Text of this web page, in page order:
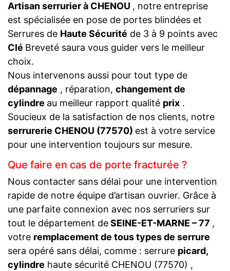
Artisan serrurier à CHENOU , notre entreprise
est spécialisée en pose de portes blindées et
Serrures de Haute Sécurité de 3 à 9 points avec
Clé Breveté saura vous guider vers le meilleur
choix.
Nous intervenons aussi pour tout type de
dépannage , réparation, changement de
cylindre au meilleur rapport qualité prix .
Soucieux de la satisfaction de nos clients, notre
serrurerie CHENOU (77570) est à votre service
pour une intervention toujours sur mesure.
Que faire en cas de porte fracturée ?
Nous contacter sans délai pour une intervention
rapide de notre équipe d’artisan ouvrier. Grâce à
une parfaite connexion avec nos serruriers sur
tout le département deSEINE-ET-MARNE – 77 ,
votre remplacement de tous types de serrure
sera opéré sans délai, comme : serrure picard,
cylindre haute sécurité CHENOU (77570) ,